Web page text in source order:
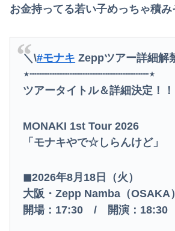
お金持ってる若い子めっちゃ積み
＼\#モナキ Zeppツアー詳細解
⋆┈┈┈┈┈┈┈┈┈┈┈┈┈┈┈┈┈┈⋆
ツアータイトル＆詳細決定！！
MONAKI 1st Tour 2026
「モナキやで☆しらんけど」
◼︎2026年8月18日（火）
大阪・Zepp Namba（OSAKA）
開場：17:30 / 開演：18:30